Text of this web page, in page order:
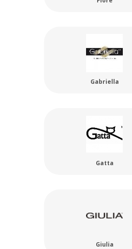
Gabriella
Gatta
Giulia